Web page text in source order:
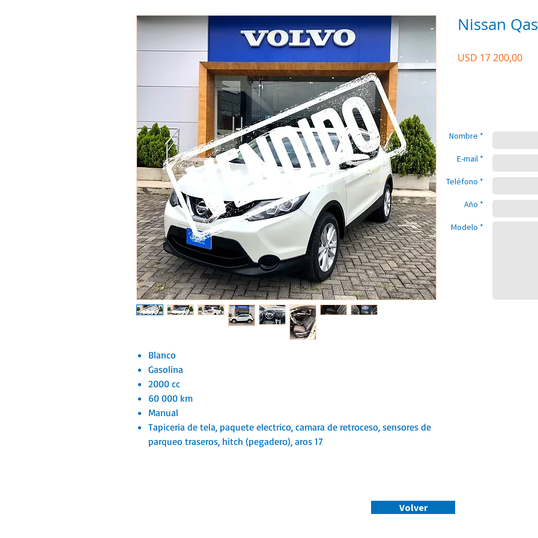
Blanco
Gasolina
2000 cc
60 000 km
Manual
Tapiceria de tela, paquete electrico, camara de retroceso, sensores de
parqueo traseros, hitch (pegadero), aros 17
Nissan
USD 17 200,00
Nombre *
E-mail *
Teléfono *
Año *
Modelo *
Volver